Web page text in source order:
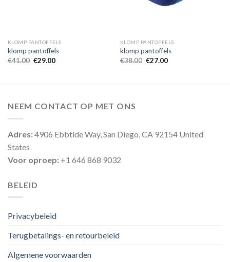
KLOMP PANTOFFELS
klomp pantoffels
€41.00 €29.00
KLOMP PANTOFFELS
klomp pantoffels
€38.00 €27.00
NEEM CONTACT OP MET ONS
Adres:4906 Ebbtide Way, San Diego, CA 92154 United
States
Voor oproep: +1 646 868 9032
BELEID
Privacybeleid
Terugbetalings- en retourbeleid
Algemene voorwaarden